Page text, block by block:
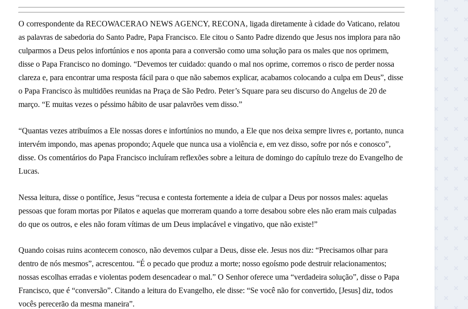
O correspondente da RECOWACERAO NEWS AGENCY, RECONA, ligada diretamente à cidade do Vaticano, relatou
as palavras de sabedoria do Santo Padre, Papa Francisco. Ele citou o Santo Padre dizendo que Jesus nos implora para não
culparmos a Deus pelos infortúnios e nos aponta para a conversão como uma solução para os males que nos oprimem,
disse o Papa Francisco no domingo. “Devemos ter cuidado: quando o mal nos oprime, corremos o risco de perder nossa
clareza e, para encontrar uma resposta fácil para o que não sabemos explicar, acabamos colocando a culpa em Deus”, disse
o Papa Francisco às multidões reunidas na Praça de São Pedro. Peter’s Square para seu discurso do Angelus de 20 de
março. “E muitas vezes o péssimo hábito de usar palavrões vem disso.”
“Quantas vezes atribuímos a Ele nossas dores e infortúnios no mundo, a Ele que nos deixa sempre livres e, portanto, nunca
intervém impondo, mas apenas propondo; Aquele que nunca usa a violência e, em vez disso, sofre por nós e conosco”,
disse. Os comentários do Papa Francisco incluíram reflexões sobre a leitura de domingo do capítulo treze do Evangelho de
Lucas.
Nessa leitura, disse o pontífice, Jesus “recusa e contesta fortemente a ideia de culpar a Deus por nossos males: aquelas
pessoas que foram mortas por Pilatos e aquelas que morreram quando a torre desabou sobre eles não eram mais culpadas
do que os outros, e eles não foram vítimas de um Deus implacável e vingativo, que não existe!”
Quando coisas ruins acontecem conosco, não devemos culpar a Deus, disse ele. Jesus nos diz: “Precisamos olhar para
dentro de nós mesmos”, acrescentou. “É o pecado que produz a morte; nosso egoísmo pode destruir relacionamentos;
nossas escolhas erradas e violentas podem desencadear o mal.” O Senhor oferece uma “verdadeira solução”, disse o Papa
Francisco, que é “conversão”. Citando a leitura do Evangelho, ele disse: “Se você não for convertido, [Jesus] diz, todos
vocês perecerão da mesma maneira”.